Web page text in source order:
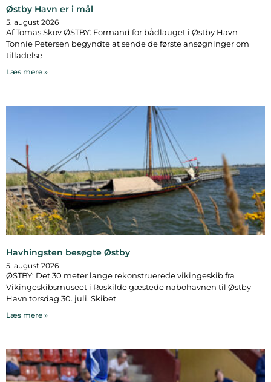
Østby Havn er i mål
5. august 2026
Af Tomas Skov ØSTBY: Formand for bådlauget i Østby Havn
Tonnie Petersen begyndte at sende de første ansøgninger om
tilladelse
Læs mere »
Havhingsten besøgte Østby
5. august 2026
ØSTBY: Det 30 meter lange rekonstruerede vikingeskib fra
Vikingeskibsmuseet i Roskilde gæstede nabohavnen til Østby
Havn torsdag 30. juli. Skibet
Læs mere »